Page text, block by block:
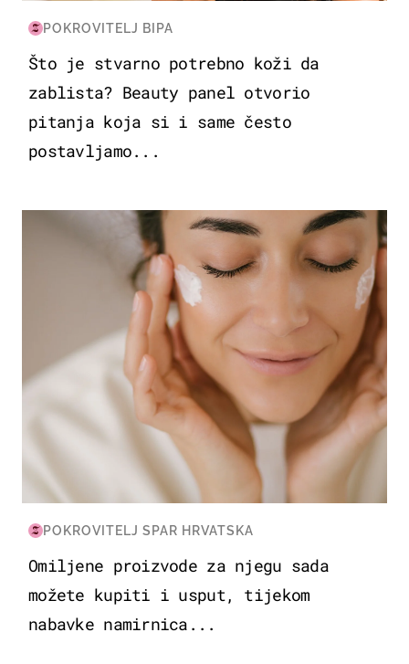
POKROVITELJ BIPA
Što je stvarno potrebno koži da
zablista? Beauty panel otvorio
pitanja koja si i same često
postavljamo...
MODA & LJEPOTA
POKROVITELJ SPAR HRVATSKA
Omiljene proizvode za njegu sada
možete kupiti i usput, tijekom
nabavke namirnica...